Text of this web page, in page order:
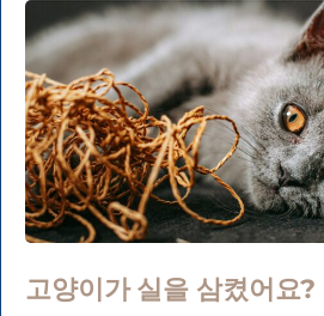
고양이가 실을 삼켰어요